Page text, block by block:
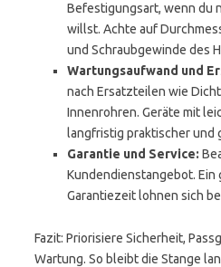
Befestigungsart, wenn du
willst. Achte auf
und Schraubgewinde des
Wartungsaufwand und
nach Ersatzteilen wie
Innenrohren. Geräte mit
langfristig praktischer und
Garantie und Service:
Kundendienstangebot. Ein
Garantiezeit lohnen sich
Fazit: Priorisiere Sicherheit,
Wartung. So bleibt die Stange